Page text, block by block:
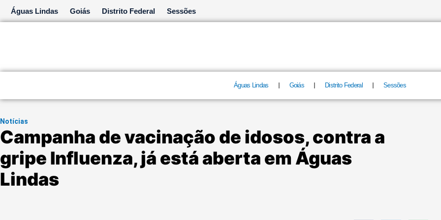
para
Águas Lindas Goiás Distrito Federal Sessões
Águas Lindas Goiás Distrito Federal Sessões
Notícias
Campanha de vacinação de idosos, contra a
gripe Influenza, já está aberta em Águas
Lindas